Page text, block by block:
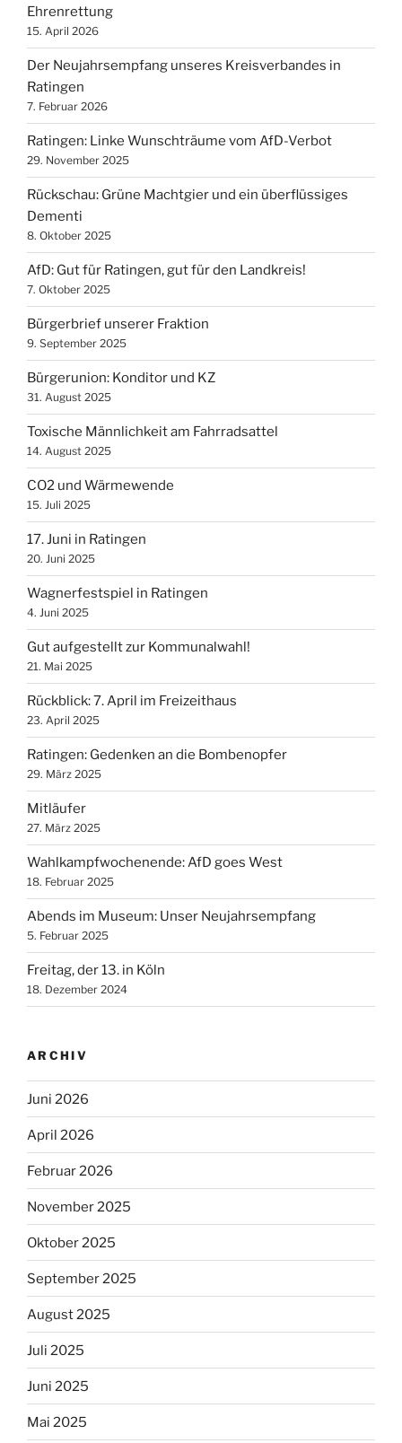
Ehrenrettung
15. April 2026
Der Neujahrsempfang unseres Kreisverbandes in
Ratingen
7. Februar 2026
Ratingen: Linke Wunschträume vom AfD-Verbot
29. November 2025
Rückschau: Grüne Machtgier und ein überflüssiges
Dementi
8. Oktober 2025
AfD: Gut für Ratingen, gut für den Landkreis!
7. Oktober 2025
Bürgerbrief unserer Fraktion
9. September 2025
Bürgerunion: Konditor und KZ
31. August 2025
Toxische Männlichkeit am Fahrradsattel
14. August 2025
CO2 und Wärmewende
15. Juli 2025
17. Juni in Ratingen
20. Juni 2025
Wagnerfestspiel in Ratingen
4. Juni 2025
Gut aufgestellt zur Kommunalwahl!
21. Mai 2025
Rückblick: 7. April im Freizeithaus
23. April 2025
Ratingen: Gedenken an die Bombenopfer
29. März 2025
Mitläufer
27. März 2025
Wahlkampfwochenende: AfD goes West
18. Februar 2025
Abends im Museum: Unser Neujahrsempfang
5. Februar 2025
Freitag, der 13. in Köln
18. Dezember 2024
ARCHIV
Juni 2026
April 2026
Februar 2026
November 2025
Oktober 2025
September 2025
August 2025
Juli 2025
Juni 2025
Mai 2025